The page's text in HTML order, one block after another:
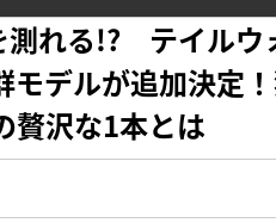
れる!? テイルウ
デルが追加決定
贅沢な1本とは